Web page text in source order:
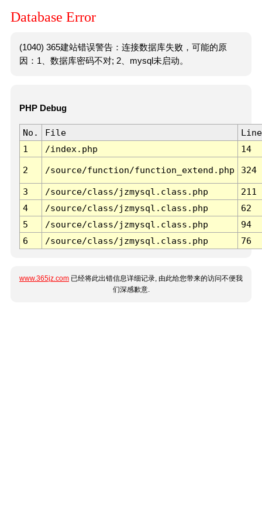
Database Error
(1040) 365建站错误警告：连接数据库失败，可能的原
因：1、数据库密码不对; 2、mysql未启动。
PHP Debug
No. File
Line
1
/index.php 14
2 /source/function/function_extend.php 324
3 /source/class/jzmysql.class.php
211
4
/source/class/jzmysql.class.php
62
5
/source/class/jzmysql.class.php
94
6
/source/class/jzmysql.class.php 76
www.365jz.com 已经将此出错信息详细记录, 由此给您带来的访问不便我
们深感歉意.